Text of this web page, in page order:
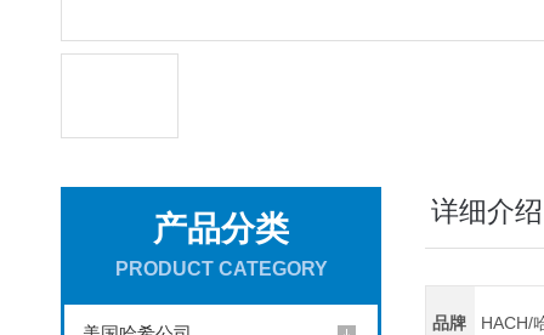
产品分类
PRODUCT CATEGORY
详细介绍
品牌 HACH/